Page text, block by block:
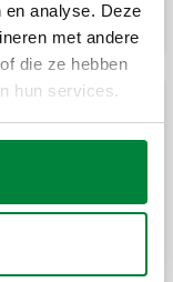
analyse. Deze
met andere
die ze hebben
hun services.
gebruik op